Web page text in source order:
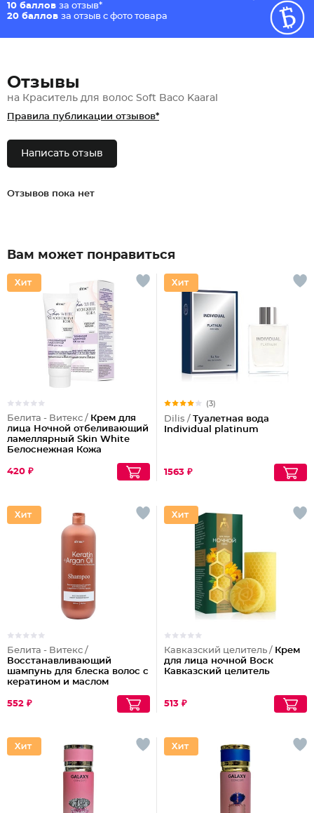
10 баллов за отзыв*
20 баллов за отзыв с фото товара
Отзывы
на Краситель для волос Soft Baco Kaaral
Правила публикации отзывов*
Написать отзыв
Отзывов пока нет
Вам может понравиться
Белита - Витекс / Крем для
лица Ночной отбеливающий
ламеллярный Skin White
Белоснежная Кожа
420 ₽
(3)
Dilis / Туалетная вода
Individual platinum
1563 ₽
Белита - Витекс /
Восстанавливающий
шампунь для блеска волос с
кератином и маслом
552 ₽
Кавказский целитель / Крем
для лица ночной Воск
Кавказский целитель
513 ₽